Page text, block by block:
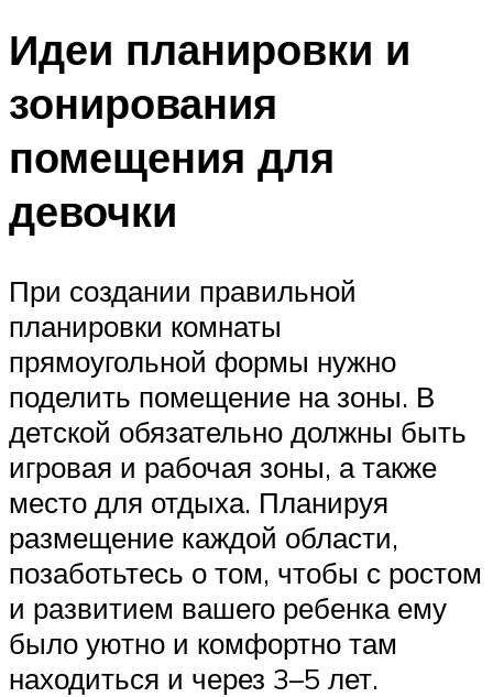
Идеи планировки и
зонирования
помещения для
девочки
При создании правильной
планировки комнаты
прямоугольной формы нужно
поделить помещение на зоны. В
детской обязательно должны быть
игровая и рабочая зоны, а также
место для отдыха. Планируя
размещение каждой области,
позаботьтесь о том, чтобы с ростом
и развитием вашего ребенка ему
было уютно и комфортно там
находиться и через 3–5 лет.